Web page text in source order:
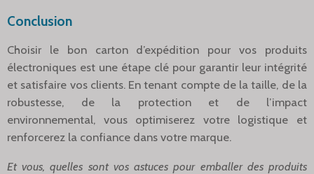
Conclusion
Choisir le bon carton d’expédition pour vos produits
électroniques est une étape clé pour garantir leur intégrité
et satisfaire vos clients. En tenant compte de la taille, de la
robustesse, de la protection et de l’impact
environnemental, vous optimiserez votre logistique et
renforcerez la confiance dans votre marque.
Et vous, quelles sont vos astuces pour emballer des produits